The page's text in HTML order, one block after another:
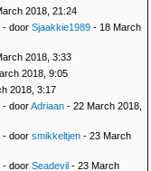
2018, 21:24
- door Sjaakkie1989 - 18 March
2018, 3:33
2018, 9:05
2018, 3:17
- doorAdriaan - 22 March 2018,
- door smikkeltjen - 23 March
- door Seadevil - 23 March